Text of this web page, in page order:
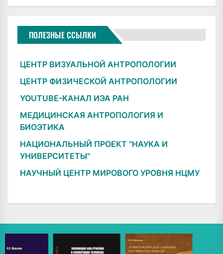
ПОЛЕЗНЫЕ ССЫЛКИ
ЦЕНТР ВИЗУАЛЬНОЙ АНТРОПОЛОГИИ
ЦЕНТР ФИЗИЧЕСКОЙ АНТРОПОЛОГИИ
YOUTUBE-КАНАЛ ИЭА РАН
МЕДИЦИНСКАЯ АНТРОПОЛОГИЯ И
БИОЭТИКА
НАЦИОНАЛЬНЫЙ ПРОЕКТ "НАУКА И
УНИВЕРСИТЕТЫ"
НАУЧНЫЙ ЦЕНТР МИРОВОГО УРОВНЯ НЦМУ